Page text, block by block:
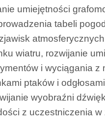
umiejętności
tabeli
wiatru, rozwijanie
i wyciągania z
ptaków i
wyobraźni
z uczestniczenia